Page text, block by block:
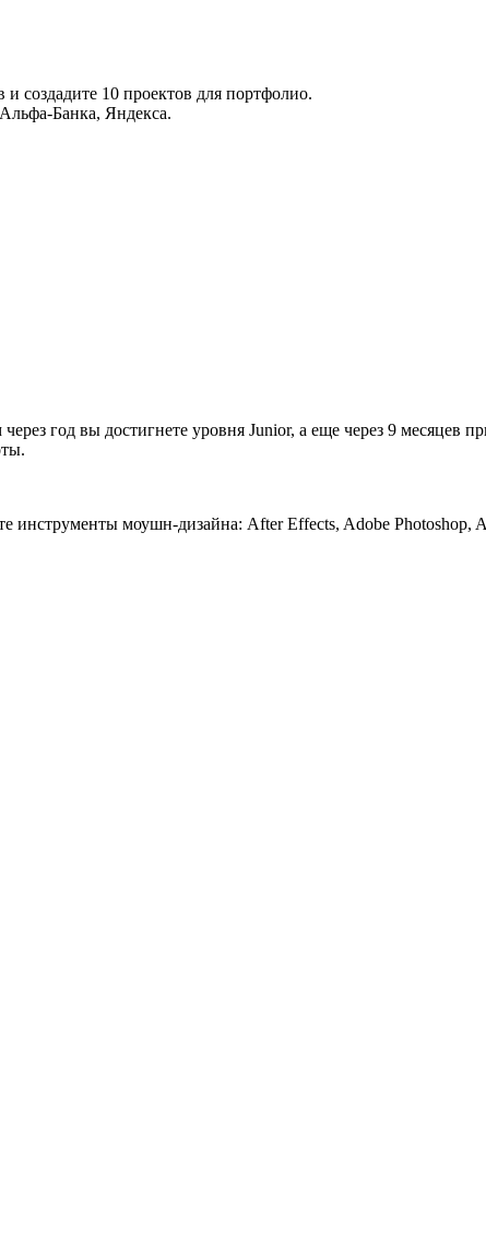
создадите 10 проектов для портфолио.
Банка, Яндекса.
год вы достигнете уровня Junior, а еще через 9 месяцев
инструменты моушн-дизайна: After Effects, Adobe Photoshop,